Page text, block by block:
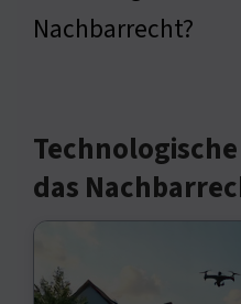
Nachbarrecht?
das